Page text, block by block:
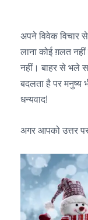
अपने विवेक विचार
लाना कोई ग़लत नहीं
नहीं। बाहर से भले
बदलता है पर मनुष्य
धन्यवाद!
अगर आपको उत्तर